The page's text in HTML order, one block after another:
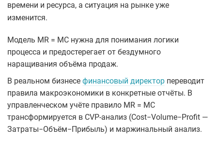
времени и ресурса, а ситуация на рынке уже
изменится.
Модель MR = MС нужна для понимания логики
процесса и предостерегает от бездумного
наращивания объёма продаж.
В реальном бизнесе финансовый директор переводит
правила макроэкономики в конкретные отчёты. В
управленческом учёте правило MR = МС
трансформируется в CVP-анализ (Cost−Volume−Profit —
Затраты−Объём−Прибыль) и маржинальный анализ.